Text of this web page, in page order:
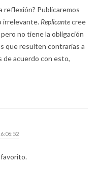
reflexión? Publicaremos
irrelevante. Replicantecree
no tiene la obligación
que resulten contrarias a
de acuerdo con esto,